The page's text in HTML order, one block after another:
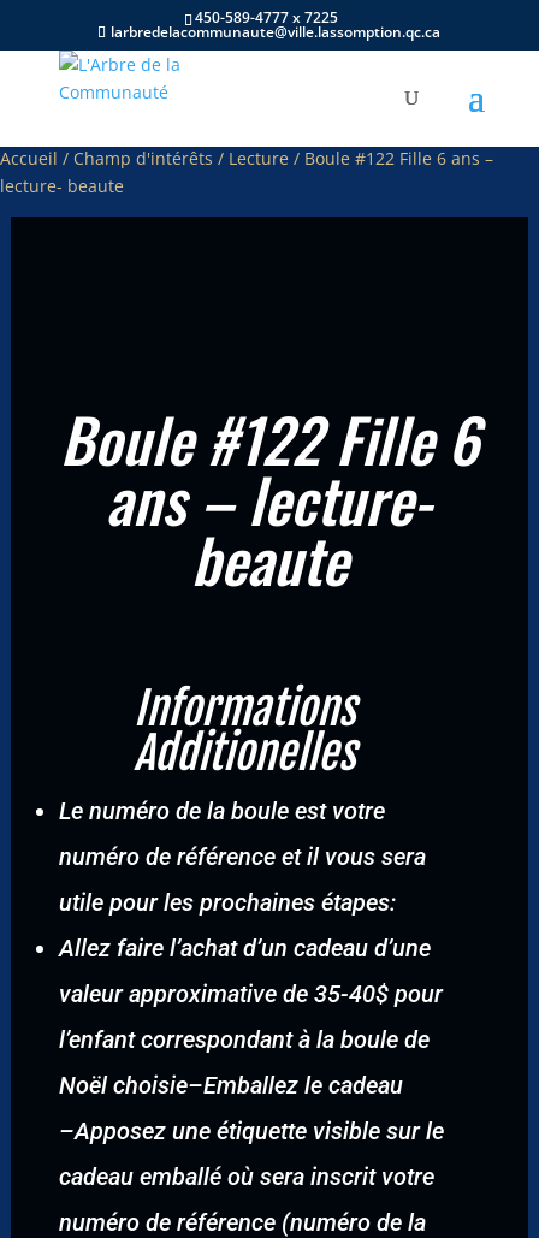
450-589-4777 x 7225
larbredelacommunaute@ville.lassomption.qc.ca
Accueil / Champ d'intérêts / Lecture / Boule #122 Fille 6 ans –
lecture- beaute
Boule #122 Fille 6
ans – lecture-
beaute
Informations
Additionelles
Le numéro de la boule est votre
numéro de référence et il vous sera
utile pour les prochaines étapes:
Allez faire l’achat d’un cadeau d’une
valeur approximative de 35-40$ pour
l’enfant correspondant à la boule de
Noël choisie–Emballez le cadeau
–Apposez une étiquette visible sur le
cadeau emballé où sera inscrit votre
numéro de référence (numéro de la